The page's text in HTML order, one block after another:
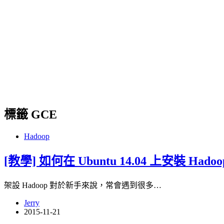
標籤 GCE
Hadoop
[教學] 如何在 Ubuntu 14.04 上安裝
架設 Hadoop 對於新手來說，常會遇到很多…
Jerry
2015-11-21